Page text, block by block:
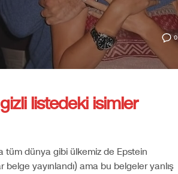
0
listedeki isimler
tüm dünya gibi ülkemiz de Epstein
yayınlandı) ama bu belgeler yanlış